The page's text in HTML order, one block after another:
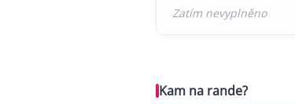
Kam na rande?